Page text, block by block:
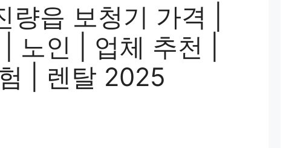
읍 보청기 가격 |
노인 | 업체 추천 |
| 렌탈 2025